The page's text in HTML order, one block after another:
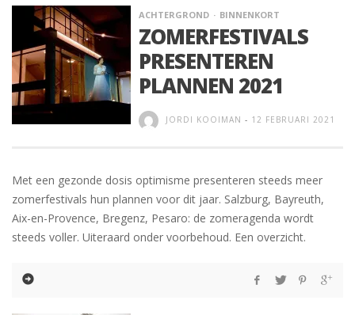
ACHTERGROND BINNENKORT
ZOMERFESTIVALS
PRESENTEREN
PLANNEN 2021
JORDI KOOIMAN - 12 FEBRUARI 2021
Met een gezonde dosis optimisme presenteren steeds meer
zomerfestivals hun plannen voor dit jaar. Salzburg, Bayreuth,
Aix-en-Provence, Bregenz, Pesaro: de zomeragenda wordt
steeds voller. Uiteraard onder voorbehoud. Een overzicht.